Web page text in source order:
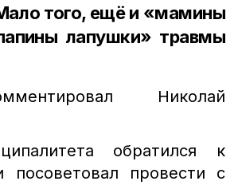
того, ещё и «мамины
лапушки» травмы
Николай
обратился к
посоветовал провести с